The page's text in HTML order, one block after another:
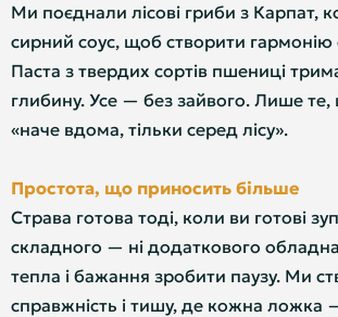
Ми поєднали лісові гриби з Карпат,
сирний соус, щоб створити гармонію
Паста з твердих сортів пшениці
глибину. Усе — без зайвого. Лише
«наче вдома, тільки серед лісу».
Простота, що приносить більше
Страва готова тоді, коли ви готові
складного — ні додаткового
тепла і бажання зробити паузу. Ми
справжність і тишу, де кожна